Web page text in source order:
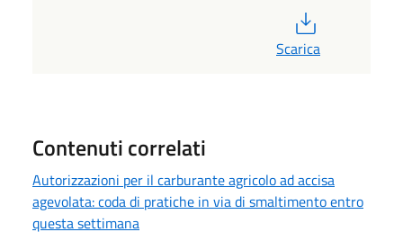
Scarica
Contenuti correlati
Autorizzazioni per il carburante agricolo ad accisa
agevolata: coda di pratiche in via di smaltimento entro
questa settimana